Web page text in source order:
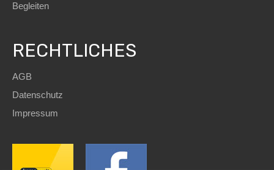
Begleiten
RECHTLICHES
AGB
Datenschutz
Impressum